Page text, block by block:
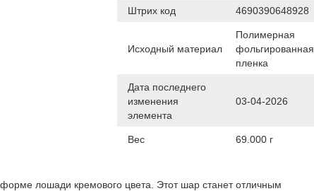
Штрих код 4690390648928
Исходный материал
Полимерная
фольгированная
пленка
Дата последнего
изменения
элемента
03-04-2026
Вес 69.000 г
лошади кремового цвета. Этот шар станет отличным